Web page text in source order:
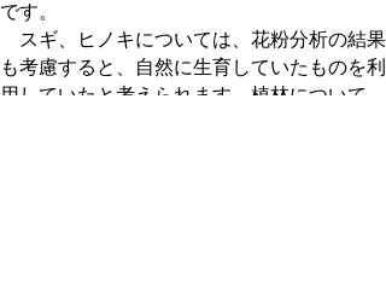
です。
スギ、ヒノキについては、花粉分析の結果
も考慮すると、自然に生育していたものを利
用していたと考えられます。植林について